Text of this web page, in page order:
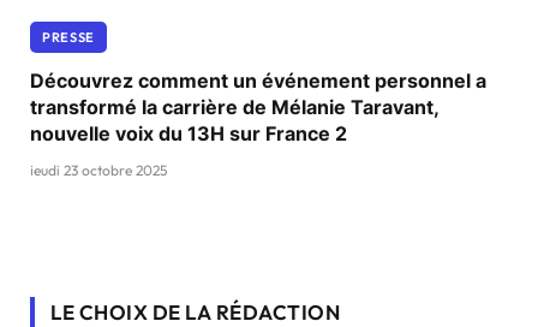
PRESSE
Découvrez comment un événement personnel a
transformé la carrière de Mélanie Taravant,
nouvelle voix du 13H sur France 2
jeudi 23 octobre 2025
LE CHOIX DE LA RÉDACTION